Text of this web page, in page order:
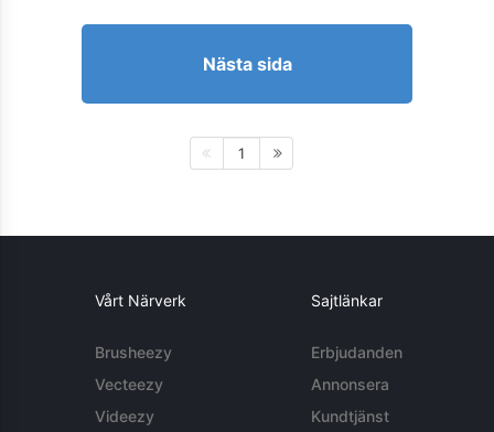
Nästa sida
1
Vårt Närverk
Brusheezy
Vecteezy
Videezy
Sajtlänkar
Erbjudanden
Annonsera
Kundtjänst